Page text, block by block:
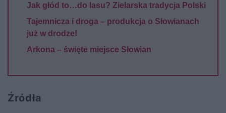
Jak głód to…do lasu? Zielarska tradycja Polski
Tajemnicza i droga – produkcja o Słowianach
już w drodze!
Arkona – święte miejsce Słowian
Źródła